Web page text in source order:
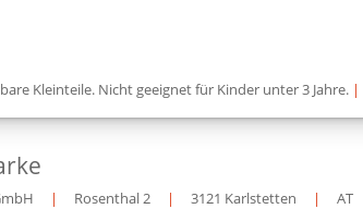
Kleinteile. Nicht geeignet für Kinder unter 3 Jahre. |
| Rosenthal 2 | 3121 Karlstetten | AT